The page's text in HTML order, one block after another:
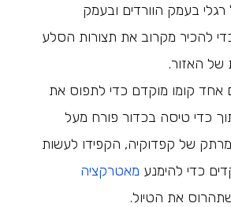
רגלי בעמק הוורדים ובעמק
להכיר מקרוב את תצורות הסלע
של האזור.
אחד קומו מוקדם כדי לתפוס את
כדי טיסה בכדור פורח מעל
של קפדוקיה, הקפידו לעשות
כדי להימנע מאטרקציה
את הטיול.